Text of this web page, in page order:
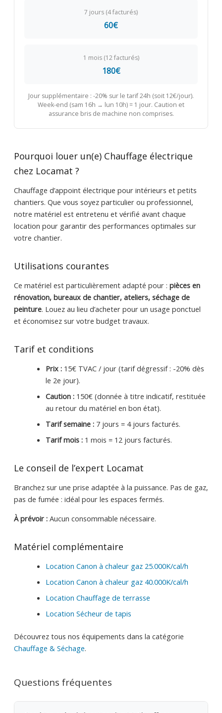
7 jours (4 facturés)
60€
1 mois (12 facturés)
180€
Jour supplémentaire : -20% sur le tarif 24h (soit 12€/jour).
Week-end (sam 16h → lun 10h) = 1 jour. Caution et
assurance bris de machine non comprises.
Pourquoi louer un(e) Chauffage électrique
chez Locamat ?
Chauffage d’appoint électrique pour intérieurs et petits
chantiers. Que vous soyez particulier ou professionnel,
notre matériel est entretenu et vérifié avant chaque
location pour garantir des performances optimales sur
votre chantier.
Utilisations courantes
Ce matériel est particulièrement adapté pour : pièces en
rénovation, bureaux de chantier, ateliers, séchage de
peinture. Louez au lieu d’acheter pour un usage ponctuel
et économisez sur votre budget travaux.
Tarif et conditions
Prix :15€ TVAC / jour (tarif dégressif : -20% dès
le 2e jour).
Caution :150€ (donnée à titre indicatif, restituée
au retour du matériel en bon état).
Tarif semaine :7 jours = 4 jours facturés.
Tarif mois :1 mois = 12 jours facturés.
Le conseil de l’expert Locamat
Branchez sur une prise adaptée à la puissance. Pas de gaz,
pas de fumée : idéal pour les espaces fermés.
À prévoir :Aucun consommable nécessaire.
Matériel complémentaire
Location Canon à chaleur gaz 25.000K/cal/h
Location Canon à chaleur gaz 40.000K/cal/h
Location Chauffage de terrasse
Location Sécheur de tapis
Découvrez tous nos équipements dans la catégorie
Chauffage & Séchage.
Questions fréquentes